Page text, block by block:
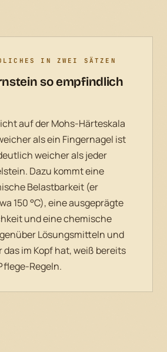
IN ZWEI SÄTZEN
so empfindlich
auf der Mohs-Härteskala
als ein Fingernagel ist
weicher als jeder
Dazu kommt eine
Belastbarkeit (er
150 °C), eine ausgeprägte
und eine chemische
Lösungsmitteln und
das im Kopf hat, weiß bereits
Regeln.